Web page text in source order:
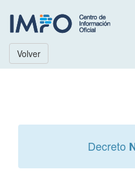
Volver
Decreto